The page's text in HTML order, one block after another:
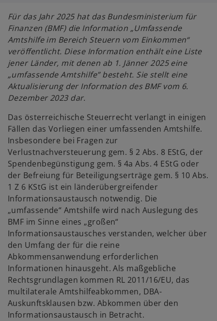
n
e
r
n
e
u
n
e
g
i
t
e
r
r
t
e
g
e
ö
f
f
n
e
t
e
r
n
e
u
n
e
g
i
t
r
e
g
e
ö
f
f
n
e
t
Für das Jahr 2025 hat das Bundesministerium für
Finanzen (BMF) die Information „Umfassende
Amtshilfe im Bereich Steuern vom Einkommen“
veröffentlicht. Diese Information enthält eine Liste
jener Länder, mit denen ab 1. Jänner 2025 eine
„umfassende Amtshilfe” besteht. Sie stellt eine
Aktualisierung der Information des BMF vom 6.
Dezember 2023 dar.
Das österreichische Steuerrecht verlangt in einigen
Fällen das Vorliegen einer umfassenden Amtshilfe.
Insbesondere bei Fragen zur
Verlustnachversteuerung gem. § 2 Abs. 8 EStG, der
Spendenbegünstigung gem. § 4a Abs. 4 EStG oder
der Befreiung für Beteiligungserträge gem. § 10 Abs.
1 Z 6 KStG ist ein länderübergreifender
Informationsaustausch notwendig. Die
„umfassende“ Amtshilfe wird nach Auslegung des
BMF im Sinne eines „großen“
Informationsaustausches verstanden, welcher über
den Umfang der für die reine
Abkommensanwendung erforderlichen
Informationen hinausgeht. Als maßgebliche
Rechtsgrundlagen kommen RL 2011/16/EU, das
multilaterale Amtshilfeabkommen, DBA-
Auskunftsklausen bzw. Abkommen über den
Informationsaustausch in Betracht.